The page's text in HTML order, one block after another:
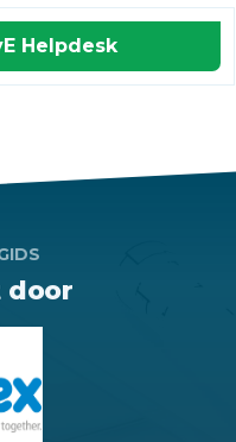
Helpdesk
door